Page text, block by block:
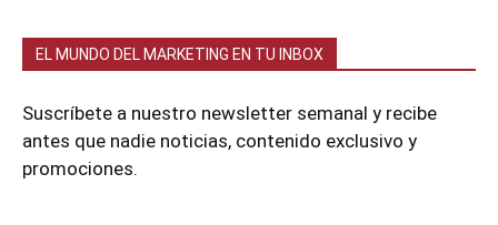
EL MUNDO DEL MARKETING EN TU INBOX
Suscríbete a nuestro newsletter semanal y recibe
antes que nadie noticias, contenido exclusivo y
promociones.